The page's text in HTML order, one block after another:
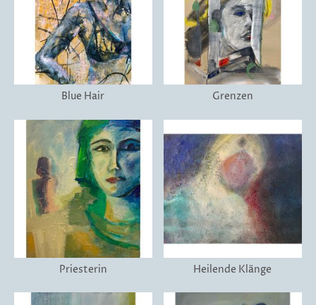
Blue Hair Grenzen
Priesterin Heilende Klänge